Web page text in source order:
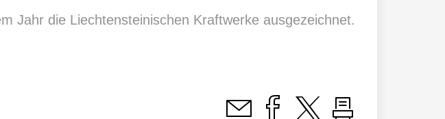
Jahr die Liechtensteinischen Kraftwerke ausgezeichnet.